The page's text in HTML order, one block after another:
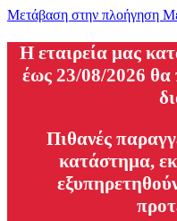
Μετάβαση στην πλοήγηση
H εταιρεία μας
έως 23/08/2026 θα
Πιθανές
κατάστημα,